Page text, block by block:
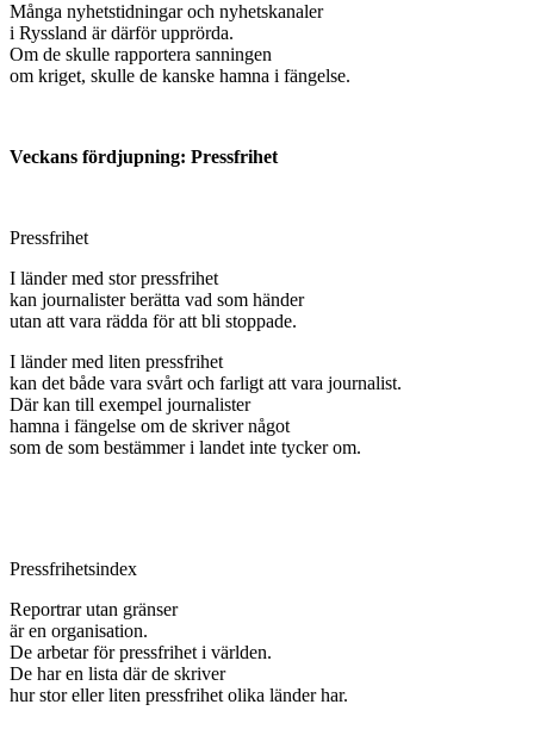
Många nyhetstidningar och nyhetskanaler
i Ryssland är därför upprörda.
Om de skulle rapportera sanningen
om kriget, skulle de kanske hamna i fängelse.
Veckans fördjupning: Pressfrihet
Pressfrihet
I länder med stor pressfrihet
kan journalister berätta vad som händer
utan att vara rädda för att bli stoppade.
I länder med liten pressfrihet
kan det både vara svårt och farligt att vara journalist.
Där kan till exempel journalister
hamna i fängelse om de skriver något
som de som bestämmer i landet inte tycker om.
Pressfrihetsindex
Reportrar utan gränser
är en organisation.
De arbetar för pressfrihet i världen.
De har en lista där de skriver
hur stor eller liten pressfrihet olika länder har.